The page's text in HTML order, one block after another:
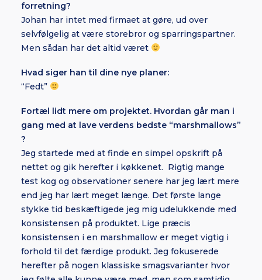
forretning?
Johan har intet med firmaet at gøre, ud over
selvfølgelig at være storebror og sparringspartner.
Men sådan har det altid været
Hvad siger han til dine nye planer:
“Fedt”
Fortæl lidt mere om projektet. Hvordan går man i
gang med at lave verdens bedste “marshmallows”
?
Jeg startede med at finde en simpel opskrift på
nettet og gik herefter i køkkenet. Rigtig mange
test kog og observationer senere har jeg lært mere
end jeg har lært meget længe. Det første lange
stykke tid beskæftigede jeg mig udelukkende med
konsistensen på produktet. Lige præcis
konsistensen i en marshmallow er meget vigtig i
forhold til det færdige produkt. Jeg fokuserede
herefter på nogen klassiske smagsvarianter hvor